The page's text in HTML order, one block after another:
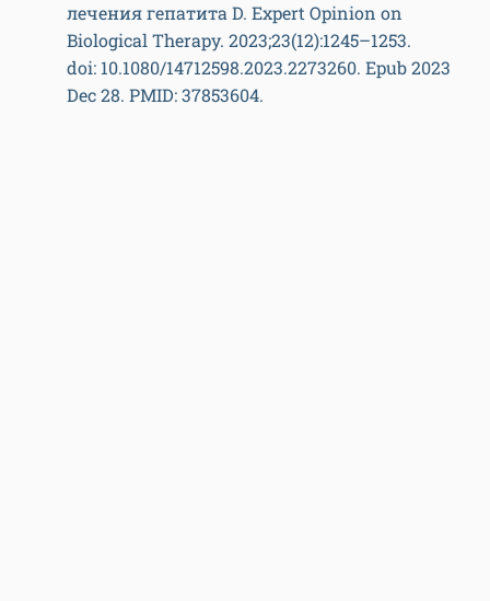
лечения гепатита D. Expert Opinion on
Biological Therapy. 2023;23(12):1245–1253.
doi: 10.1080/14712598.2023.2273260. Epub 2023
Dec 28. PMID: 37853604.